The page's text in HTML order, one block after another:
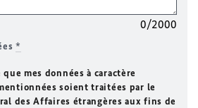
0/2000
*
que mes données à caractère
soient traitées par le
des Affaires étrangères aux fins de